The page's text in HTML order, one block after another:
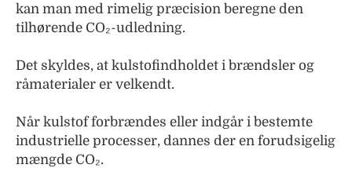
kan man med rimelig præcision beregne den
tilhørende CO₂-udledning.
Det skyldes, at kulstofindholdet i brændsler og
råmaterialer er velkendt.
Når kulstof forbrændes eller indgår i bestemte
industrielle processer, dannes der en forudsigelig
mængde CO₂.